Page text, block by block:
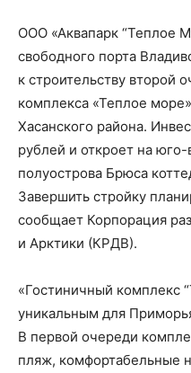
ООО «Аквапарк “Теплое
свободного порта
к строительству второй
комплекса «Теплое
Хасанского района.
рублей и откроет на
полуострова Брюса
Завершить стройку
сообщает Корпорация
и Арктики (КРДВ).
«Гостиничный комплекс
уникальным для
В первой очереди
пляж, комфортабельные